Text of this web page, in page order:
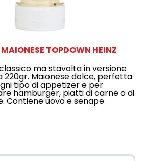
MAIONESE TOPDOWN HEINZ
ma stavolta in versione
220gr. Maionese dolce, perfetta
tipo di appetizer e per
hamburger, piatti di carne o di
Contiene uovo e senape